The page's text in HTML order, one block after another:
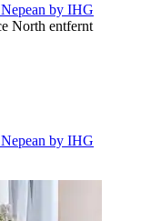
by IHG
North entfernt
by IHG